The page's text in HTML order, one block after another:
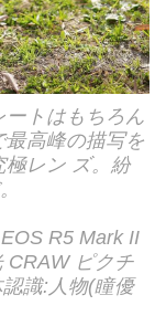
トはもちろん
高峰の描写を
極レン ズ。紛
R5 Mark II
CRAW ピクチ
識:人物(瞳優